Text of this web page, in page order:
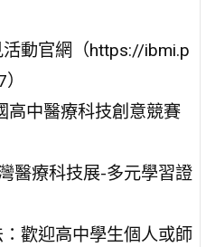
動官網（https://ibmi.p
高中醫療科技創意競賽
醫療科技展-多元學習證
歡迎高中學生個人或師